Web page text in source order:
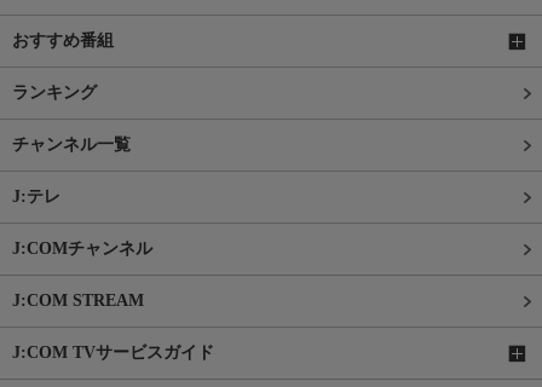
おすすめ番組
ランキング
チャンネル一覧
J:テレ
J:COMチャンネル
J:COM STREAM
J:COM TVサービスガイド